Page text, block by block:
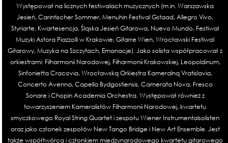
Występował na licznych festiwalach muzycznych (m.in. Warszawska
Jesień, Carintischer Sommer, Menuhin Festival Gstaad, Allegro Vivo,
Styriarte, Kwartesencja, Śląska Jesień Gitarowa, Nuevo Mundo, Festiwal
Muzyki Astora Piazzolli w Krakowie, Gitarre Wien, Wrocławski Festiwal
Gitarowy, Muzyka na Szczytach, Emanacje). Jako solista współpracował z
orkiestrami: Filharmonii Narodowej, Filharmonii Krakowskiej, Leopoldinum,
Sinfonietta Cracovia, Wrocławską Orkiestra Kameralną Vratislavia,
Concerto Avenna, Capella Bydgostiensis, Camerata Nova, Fresco
Sonare i Chopin Academia Orchestra. Występował również z
towarzyszeniem Kameralistów Filharmonii Narodowej, kwartetu
smyczkowego Royal String Quartet i zespołu Wiener Instrumentalsolisten
oraz jako członek zespołów New Tango Bridge i New Art Ensemble. Jest
także współtwórcą i członkiem międzynarodowego kwartetu gitarowego